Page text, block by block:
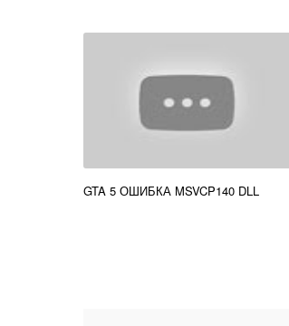
GTA 5 ОШИБКА MSVCP140 DLL